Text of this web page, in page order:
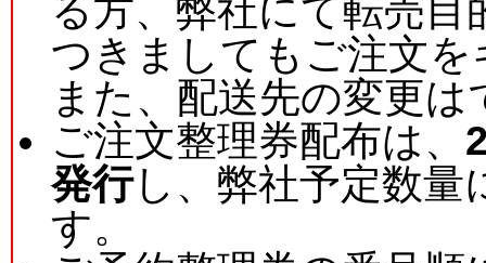
る方、弊社にて転売
つきましてもご注文
また、配送先の変更
ご注文整理券配布は、
発行し、弊社予定数量
す。